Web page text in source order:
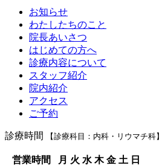
お知らせ
わたしたちのこと
院長あいさつ
はじめての方へ
診療内容について
スタッフ紹介
院内紹介
アクセス
ご予約
診療時間 【診療科目：内科・リウマチ科】
営業時間 月 火 水 木 金 土 日